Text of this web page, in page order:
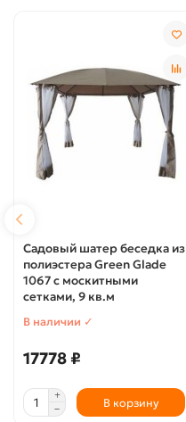
Садовый шатер беседка из
полиэстера Green Glade
1067 с москитными
сетками, 9 кв.м
В наличии ✓
17778 ₽
В корзину